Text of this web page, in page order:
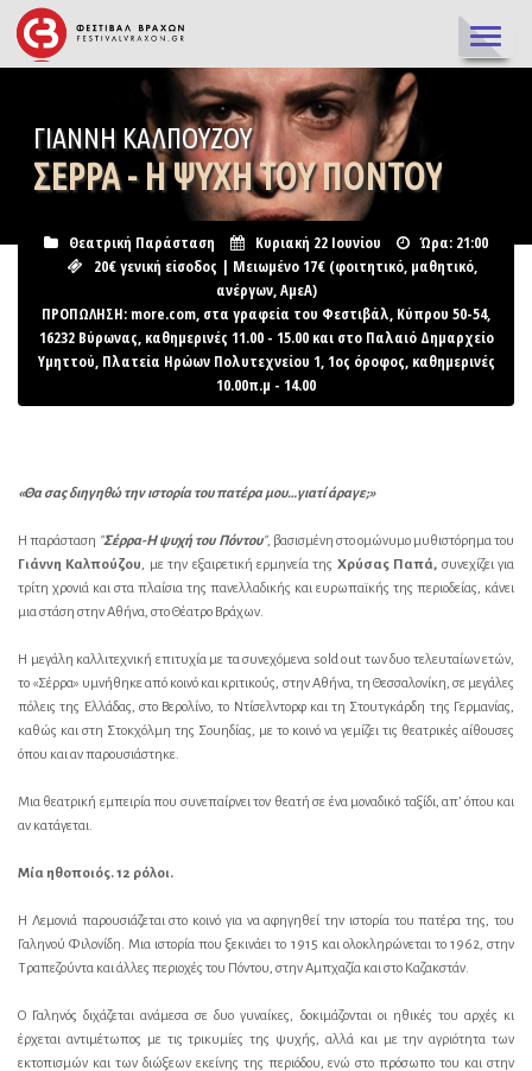
ΓΙΆΝΝΗ ΚΑΛΠΟΎΖΟΥ
ΣΈΡΡΑ - Η ΨΥΧΉ ΤΟΥ ΠΌΝΤΟΥ
Θεατρική Παράσταση Κυριακή 22 Ιουνίου
Ώρα: 21:00
20€ γενική είσοδος | Μειωμένο 17€ (φοιτητικό, μαθητικό,
ανέργων, ΑμεΑ)
ΠΡΟΠΩΛΗΣΗ: more.com, στα γραφεία του Φεστιβάλ, Κύπρου 50-54,
16232 Βύρωνας, καθημερινές 11.00 - 15.00 και στο Παλαιό Δημαρχείο
Υμηττού, Πλατεία Ηρώων Πολυτεχνείου 1, 1ος όροφος, καθημερινές
10.00π.μ - 14.00
«Θα σας διηγηθώ την ιστορία του πατέρα μου…γιατί άραγε;»
Η παράσταση "Σέρρα-Η ψυχή του Πόντου", βασισμένη στο ομώνυμο μυθιστόρημα του
Γιάννη Καλπούζου, με την εξαιρετική ερμηνεία της Χρύσας Παπά, συνεχίζει για
τρίτη χρονιά και στα πλαίσια της πανελλαδικής και ευρωπαϊκής της περιοδείας, κάνει
μια στάση στην Αθήνα, στο Θέατρο Βράχων.
Η μεγάλη καλλιτεχνική επιτυχία με τα συνεχόμενα sold out των δυο τελευταίων ετών,
το «Σέρρα» υμνήθηκε από κοινό και κριτικούς, στην Αθήνα, τη Θεσσαλονίκη, σε μεγάλες
πόλεις της Ελλάδας, στο Βερολίνο, το Ντίσελντορφ και τη Στουτγκάρδη της Γερμανίας,
καθώς και στη Στοκχόλμη της Σουηδίας, με το κοινό να γεμίζει τις θεατρικές αίθουσες
όπου και αν παρουσιάστηκε.
Μια θεατρική εμπειρία που συνεπαίρνει τον θεατή σε ένα μοναδικό ταξίδι, απ’ όπου και
αν κατάγεται.
Μία ηθοποιός. 12 ρόλοι.
Η Λεμονιά παρουσιάζεται στο κοινό για να αφηγηθεί την ιστορία του πατέρα της, του
Γαληνού Φιλονίδη. Μια ιστορία που ξεκινάει το 1915 και ολοκληρώνεται το 1962, στην
Τραπεζούντα και άλλες περιοχές του Πόντου, στην Αμπχαζία και στο Καζακστάν.
Ο Γαληνός διχάζεται ανάμεσα σε δυο γυναίκες, δοκιμάζονται οι ηθικές του αρχές κι
έρχεται αντιμέτωπος με τις τρικυμίες της ψυχής, αλλά και με την αγριότητα των
εκτοπισμών και των διώξεων εκείνης της περιόδου, ενώ στο πρόσωπο του και στην